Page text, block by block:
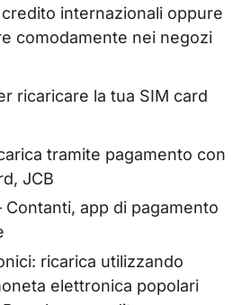
internazionali oppure
comodamente nei negozi
ricaricare la tua SIM card
tramite pagamento con
JCB
Contanti, app di pagamento
ricarica utilizzando
elettronica popolari